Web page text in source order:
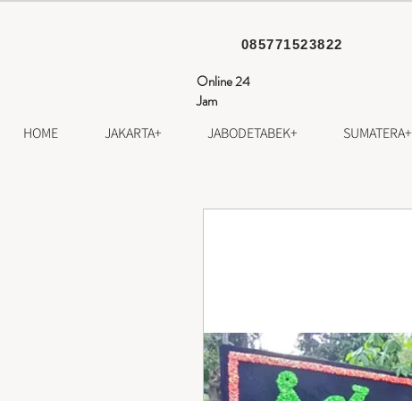
085771523822
Online 24
Jam
HOME JAKARTA+ JABODETABEK+ SUMATERA+